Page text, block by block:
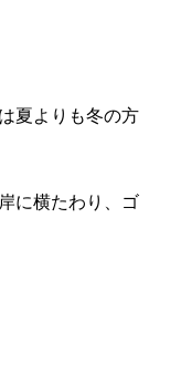
夏よりも冬の方
に横たわり、ゴ